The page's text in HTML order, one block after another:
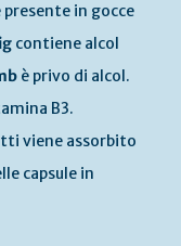
in gocce
contiene alcol
è privo di alcol.
B3.
viene assorbito
capsule in